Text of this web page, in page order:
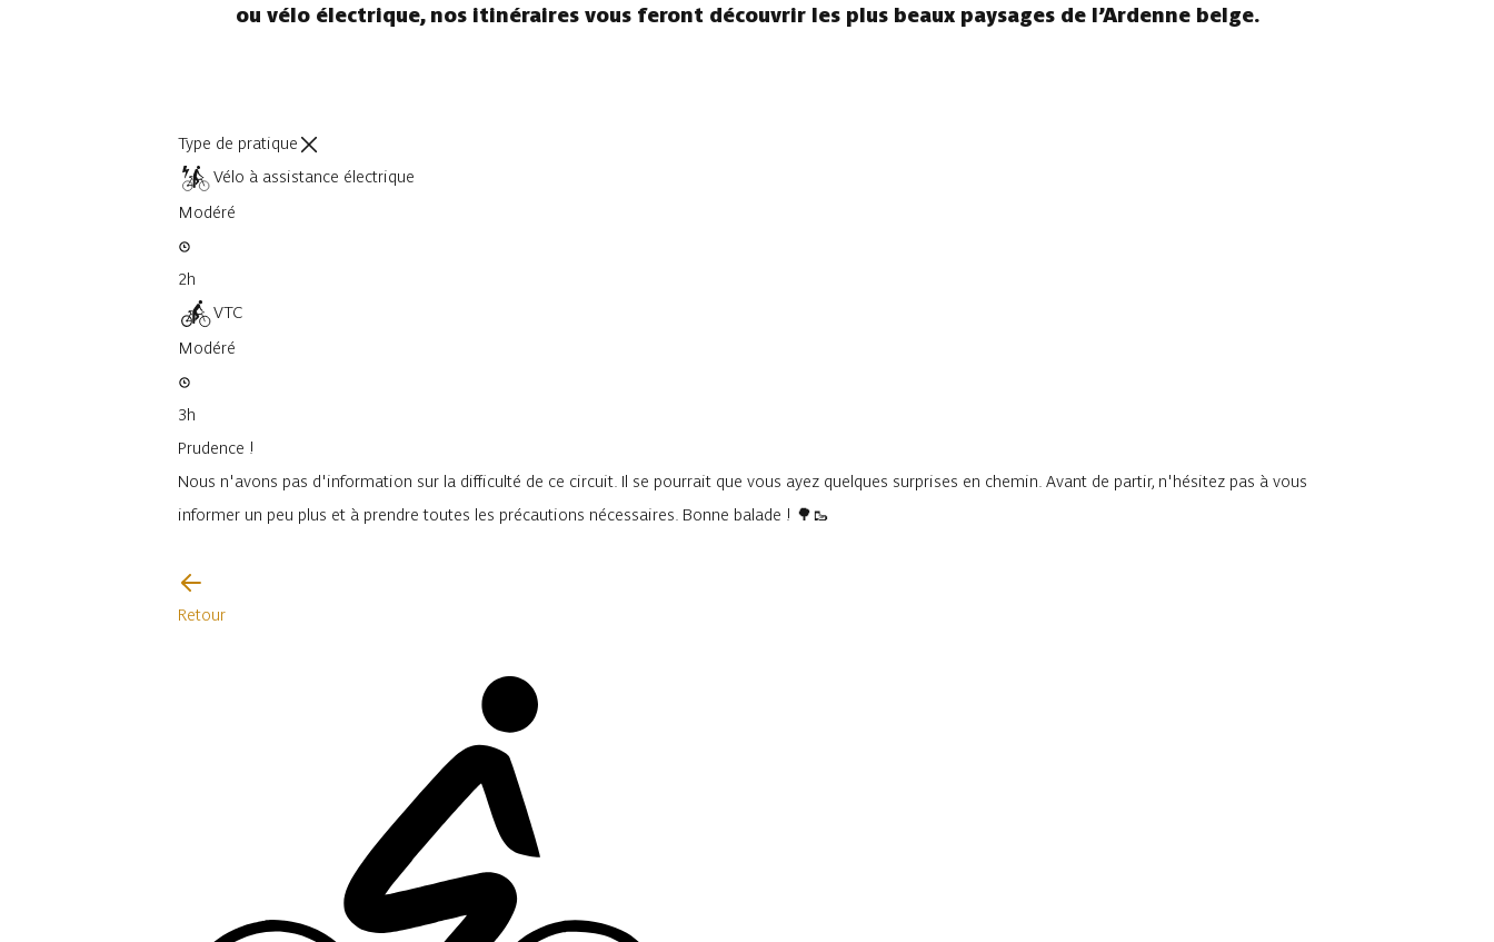
ou vélo électrique, nos itinéraires vous feront découvrir les plus beaux paysages de l’Ardenne belge.
Type de pratique
Vélo à assistance électrique
Modéré
2h
VTC
Modéré
3h
Prudence !
Nous n'avons pas d'information sur la difficulté de ce circuit. Il se pourrait que vous ayez quelques surprises en chemin. Avant de partir, n'hésitez pas à vous
informer un peu plus et à prendre toutes les précautions nécessaires. Bonne balade ! 🌳🥾
Retour